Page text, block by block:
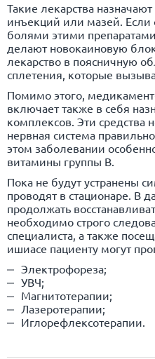
Такие лекарства
инъекций или мазей. Если
болями этими
делают новокаиновую
лекарство в поясничную
сплетения, которые
Помимо этого,
включает также в себя
комплексов. Эти средства
нервная система
этом заболевании
витамины группы В.
Пока не будут устранены
проводят в стационаре. В
продолжать
необходимо строго
специалиста, а также
ишиасе пациенту могут
Электрофореза;
УВЧ;
Магнитотерапии;
Лазеротерапии;
Иглорефлексотерапии.